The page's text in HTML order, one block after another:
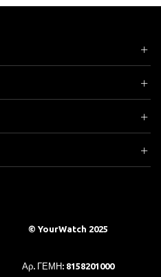
© YourWatch 2025
Αρ. ΓΕΜΗ: 8158201000